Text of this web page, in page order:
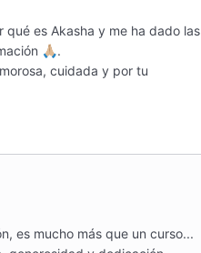
qué es Akasha y me ha dado las
🙏🏼.
cuidada y por tu
es mucho más que un curso...